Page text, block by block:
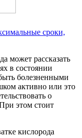
сроки,
может рассказать
в состоянии
болезненными
активно или это
о
этом стоит
кислорода